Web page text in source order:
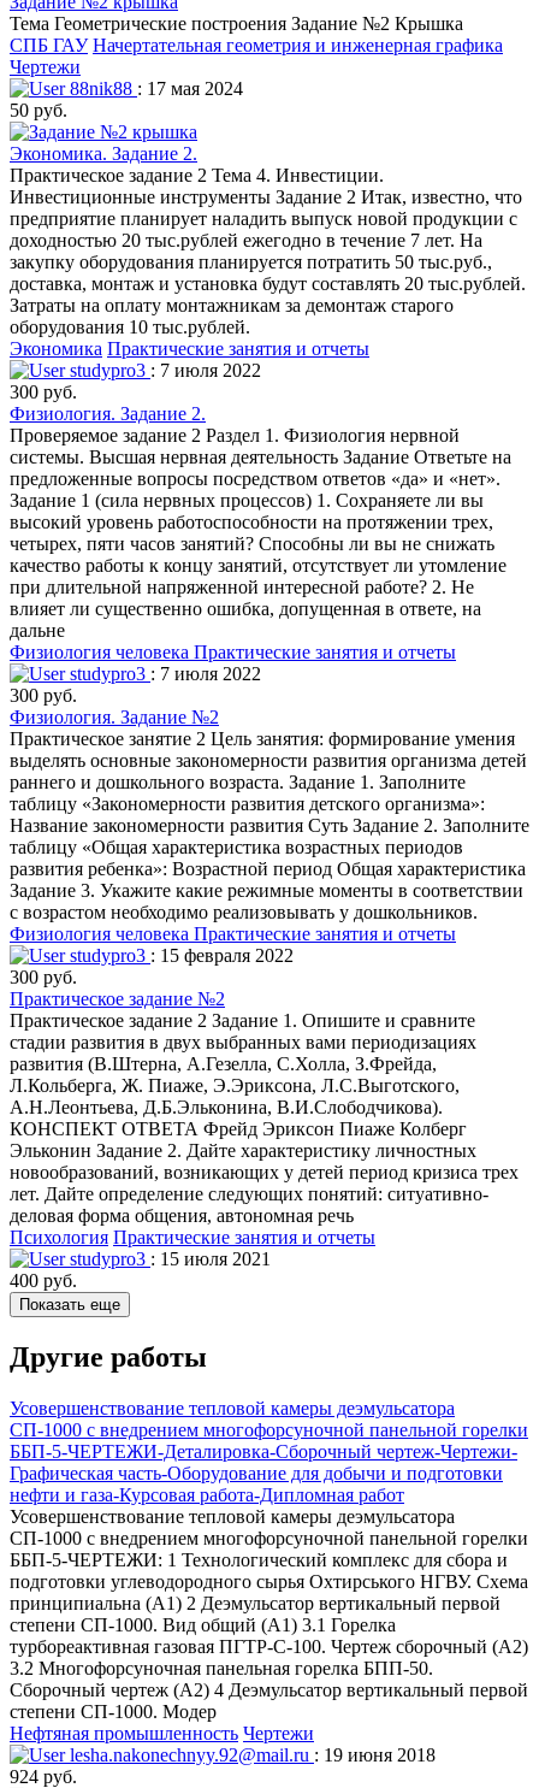
Тема Геометрические построения Задание №2 Крышка
СПБ ГАУ Начертательная геометрия и инженерная графика
Чертежи
88nik88 : 17 мая 2024
50 руб.
Экономика. Задание 2.
Практическое задание 2 Тема 4. Инвестиции.
Инвестиционные инструменты Задание 2 Итак, известно, что
предприятие планирует наладить выпуск новой продукции с
доходностью 20 тыс.рублей ежегодно в течение 7 лет. На
закупку оборудования планируется потратить 50 тыс.руб.,
доставка, монтаж и установка будут составлять 20 тыс.рублей.
Затраты на оплату монтажникам за демонтаж старого
оборудования 10 тыс.рублей.
Экономика Практические занятия и отчеты
studypro3 : 7 июля 2022
300 руб.
Физиология. Задание 2.
Проверяемое задание 2 Раздел 1. Физиология нервной
системы. Высшая нервная деятельность Задание Ответьте на
предложенные вопросы посредством ответов «да» и «нет».
Задание 1 (сила нервных процессов) 1. Сохраняете ли вы
высокий уровень работоспособности на протяжении трех,
четырех, пяти часов занятий? Способны ли вы не снижать
качество работы к концу занятий, отсутствует ли утомление
при длительной напряженной интересной работе? 2. Не
влияет ли существенно ошибка, допущенная в ответе, на
дальне
Физиология человека Практические занятия и отчеты
studypro3 : 7 июля 2022
300 руб.
Физиология. Задание №2
Практическое занятие 2 Цель занятия: формирование умения
выделять основные закономерности развития организма детей
раннего и дошкольного возраста. Задание 1. Заполните
таблицу «Закономерности развития детского организма»:
Название закономерности развития Суть Задание 2. Заполните
таблицу «Общая характеристика возрастных периодов
развития ребенка»: Возрастной период Общая характеристика
Задание 3. Укажите какие режимные моменты в соответствии
с возрастом необходимо реализовывать у дошкольников.
Физиология человека Практические занятия и отчеты
studypro3 : 15 февраля 2022
300 руб.
Практическое задание №2
Практическое задание 2 Задание 1. Опишите и сравните
стадии развития в двух выбранных вами периодизациях
развития (В.Штерна, А.Гезелла, С.Холла, З.Фрейда,
Л.Кольберга, Ж. Пиаже, Э.Эриксона, Л.С.Выготского,
А.Н.Леонтьева, Д.Б.Эльконина, В.И.Слободчикова).
КОНСПЕКТ ОТВЕТА Фрейд Эриксон Пиаже Колберг
Эльконин Задание 2. Дайте характеристику личностных
новообразований, возникающих у детей период кризиса трех
лет. Дайте определение следующих понятий: ситуативно-
деловая форма общения, автономная речь
Психология Практические занятия и отчеты
studypro3 : 15 июля 2021
400 руб.
Показать еще
Другие работы
Усовершенствование тепловой камеры деэмульсатора
СП-1000 с внедрением многофорсуночной панельной горелки
ББП-5-ЧЕРТЕЖИ-Деталировка-Сборочный чертеж-Чертежи-
Графическая часть-Оборудование для добычи и подготовки
нефти и газа-Курсовая работа-Дипломная работ
Усовершенствование тепловой камеры деэмульсатора
СП-1000 с внедрением многофорсуночной панельной горелки
ББП-5-ЧЕРТЕЖИ: 1 Технологический комплекс для сбора и
подготовки углеводородного сырья Охтирського НГВУ. Схема
принципиальна (А1) 2 Деэмульсатор вертикальный первой
степени СП-1000. Вид общий (А1) 3.1 Горелка
турбореактивная газовая ПГТР-С-100. Чертеж сборочный (А2)
3.2 Многофорсуночная панельная горелка БПП-50.
Сборочный чертеж (А2) 4 Деэмульсатор вертикальный первой
степени СП-1000. Модер
Нефтяная промышленность Чертежи
lesha.nakonechnyy.92@mail.ru : 19 июня 2018
924 руб.